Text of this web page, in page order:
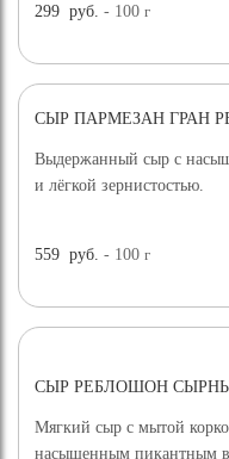
299 руб. - 100г
ХИТ ПРОДАЖ
СЫР ПАРМЕЗАН ГРАН
Выдержанный сыр с
и лёгкой зернистостью.
559 руб. - 100г
СЫР РЕБЛОШОН
Мягкий сыр с мытой
насыщенным пикантным